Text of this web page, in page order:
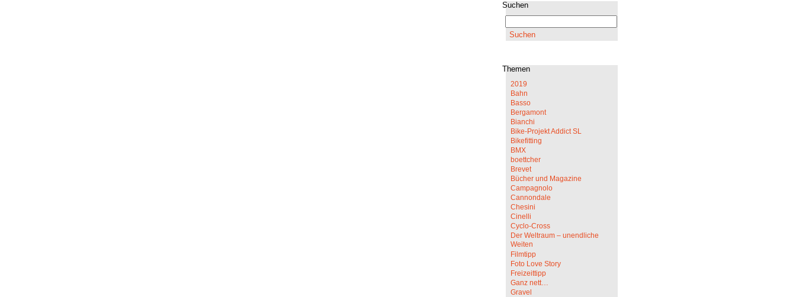
Suchen
Themen
2019
Bahn
Basso
Bergamont
Bianchi
Bike-Projekt Addict SL
Bikefitting
BMX
boettcher
Brevet
Bücher und Magazine
Campagnolo
Cannondale
Chesini
Cinelli
Cyclo-Cross
Der Weltraum – unendliche
Weiten
Filmtipp
Foto Love Story
Freizeittipp
Ganz nett…
Gravel